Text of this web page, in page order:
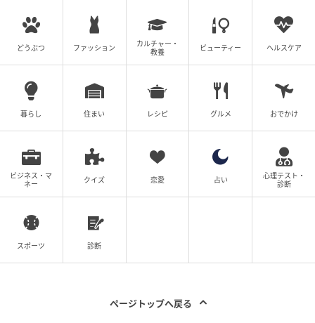
ほんのり爽やかでまろやかな味わいになり、冷蔵庫に
あるとつい使いたくなる万能調味料です♪
(青魚を煮る時や、刻んでご飯に混ぜ込んだり、撹拌し
醤油にまぜたり)様々な使用法があります。
どうぶつ ファッション
カルチャー・
教養
ビューティー ヘルスケア
暮らし 住まい レシピ グルメ おでかけ
ビジネス・マ
ネー
クイズ 恋愛 占い
心理テスト・
診断
スポーツ 診断
ページトップへ戻る